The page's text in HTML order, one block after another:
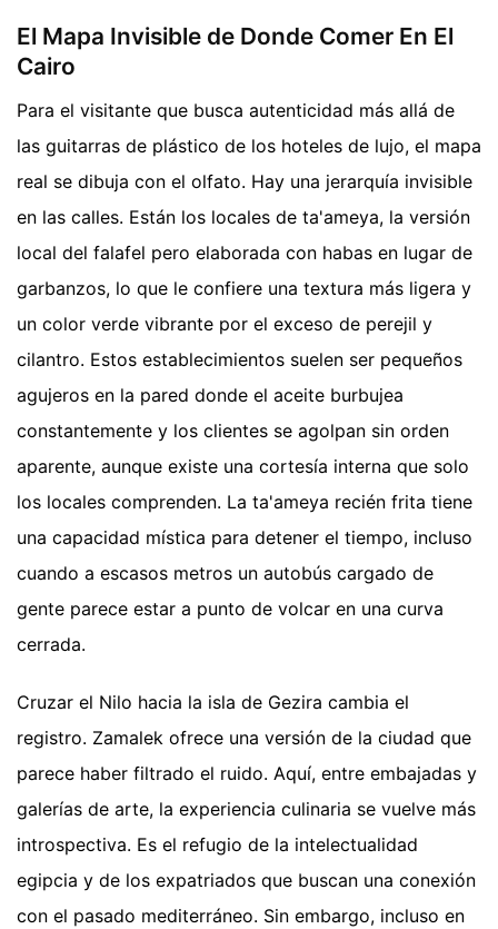
El Mapa Invisible de Donde Comer En El
Cairo
Para el visitante que busca autenticidad más allá de
las guitarras de plástico de los hoteles de lujo, el mapa
real se dibuja con el olfato. Hay una jerarquía invisible
en las calles. Están los locales de ta'ameya, la versión
local del falafel pero elaborada con habas en lugar de
garbanzos, lo que le confiere una textura más ligera y
un color verde vibrante por el exceso de perejil y
cilantro. Estos establecimientos suelen ser pequeños
agujeros en la pared donde el aceite burbujea
constantemente y los clientes se agolpan sin orden
aparente, aunque existe una cortesía interna que solo
los locales comprenden. La ta'ameya recién frita tiene
una capacidad mística para detener el tiempo, incluso
cuando a escasos metros un autobús cargado de
gente parece estar a punto de volcar en una curva
cerrada.
Cruzar el Nilo hacia la isla de Gezira cambia el
registro. Zamalek ofrece una versión de la ciudad que
parece haber filtrado el ruido. Aquí, entre embajadas y
galerías de arte, la experiencia culinaria se vuelve más
introspectiva. Es el refugio de la intelectualidad
egipcia y de los expatriados que buscan una conexión
con el pasado mediterráneo. Sin embargo, incluso en